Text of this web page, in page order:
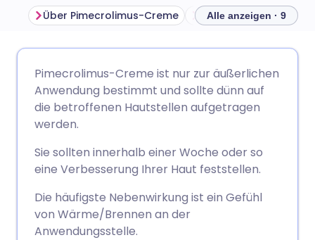
Teilen über Facebook
Teilen über WhatsApp
🇩🇪 Deutsch
🇪🇸 Español 🇫🇷 Français
🇸🇦 عربي
Über Pimecrolimus-Creme Alle anzeigen · 9
Pimecrolimus-Creme ist nur zur äußerlichen
Anwendung bestimmt und sollte dünn auf
die betroffenen Hautstellen aufgetragen
werden.
Sie sollten innerhalb einer Woche oder so
eine Verbesserung Ihrer Haut feststellen.
Die häufigste Nebenwirkung ist ein Gefühl
von Wärme/Brennen an der
Anwendungsstelle.